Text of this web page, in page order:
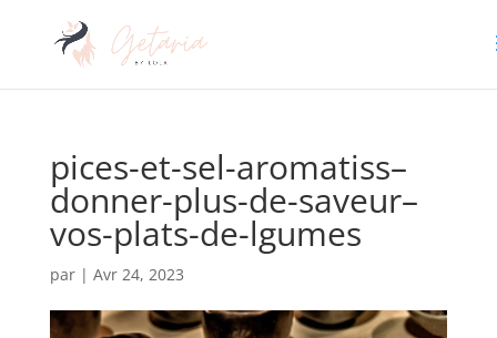
pices-et-sel-aromatiss–
donner-plus-de-saveur–
vos-plats-de-lgumes
par | Avr 24, 2023